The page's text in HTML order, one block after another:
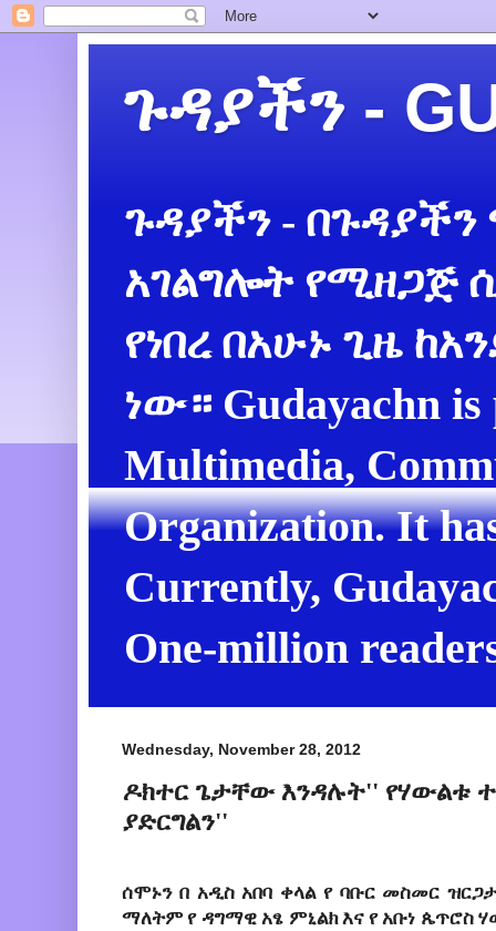
ጉዳያችን -
ጉዳያችን -
አገልግሎት የሚዘጋጅ
የነበረ በአሁኑ ጊዜ
ነው። Gudayachn is
Multimedia,
Organization. It
Currently,
One-million
Wednesday, November 28, 2012
ዶክተር ጌታቸው እንዳሉት'' የሃውልቱ
ያድርግልን''
ሰሞኑን በ አዲስ አበባ ቀላል የ ባቡር መስመር
ማለትም የ ዳግማዊ አፄ ምኒልክ እና የ አቡነ ጴጥሮስ